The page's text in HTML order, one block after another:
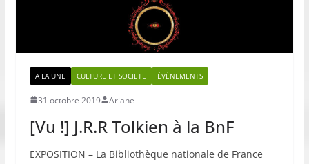
A LA UNE CULTURE ET SOCIETE ÉVÉNEMENTS
31 octobre 2019 Ariane
[Vu !] J.R.R Tolkien à la BnF
EXPOSITION – La Bibliothèque nationale de France